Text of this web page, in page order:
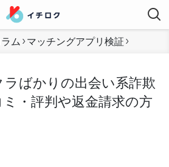
ム マッチングアプリ検証
ばかりの出会い系詐欺
・評判や返金請求の方